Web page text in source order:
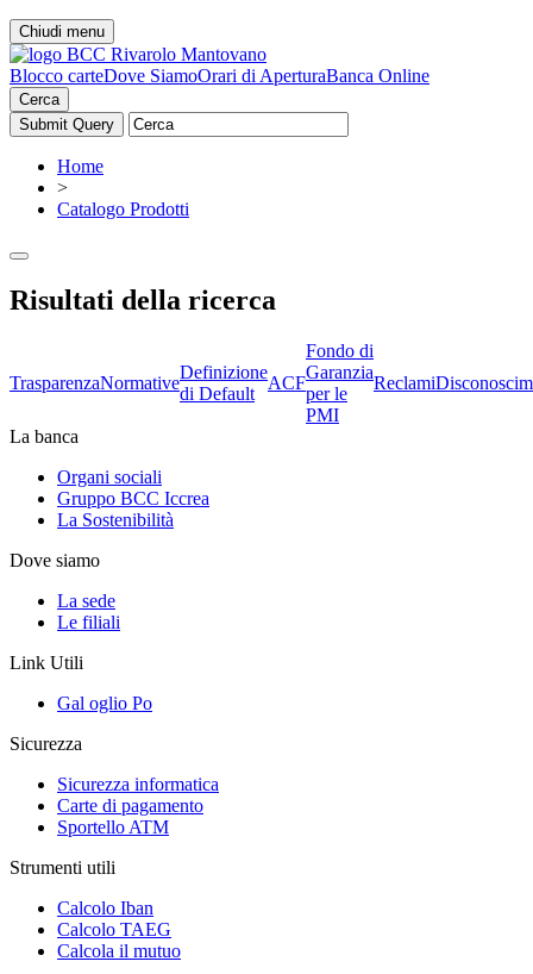
Chiudi menu
Blocco carteDove SiamoOrari di AperturaBanca Online
Cerca
Home
>
Catalogo Prodotti
Risultati della ricerca
TrasparenzaNormative
Definizione
di Default
ACF
Fondo di
Garanzia
per le
PMI
Reclami
La banca
Organi sociali
Gruppo BCC Iccrea
La Sostenibilità
Dove siamo
La sede
Le filiali
Link Utili
Gal oglio Po
Sicurezza
Sicurezza informatica
Carte di pagamento
Sportello ATM
Strumenti utili
Calcolo Iban
Calcolo TAEG
Calcola il mutuo